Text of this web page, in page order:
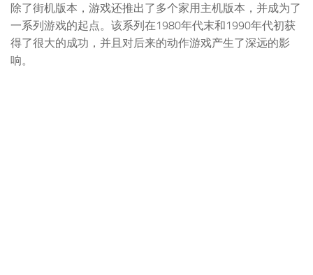
除了街机版本，游戏还推出了多个家用主机版本，并成为了
一系列游戏的起点。该系列在1980年代末和1990年代初获
得了很大的成功，并且对后来的动作游戏产生了深远的影
响。